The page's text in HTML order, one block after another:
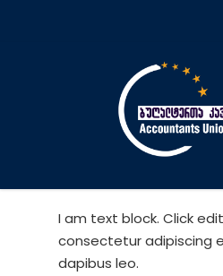
I am text block. Click
consectetur adipiscing
dapibus leo.